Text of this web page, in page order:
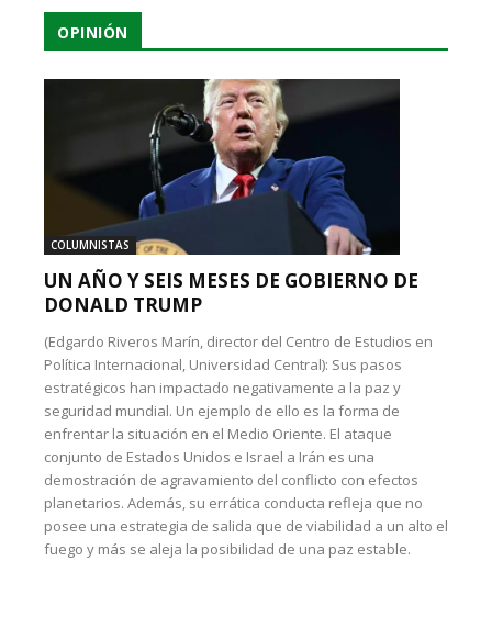
OPINIÓN
COLUMNISTAS
UN AÑO Y SEIS MESES DE GOBIERNO DE
DONALD TRUMP
(Edgardo Riveros Marín, director del Centro de Estudios en
Política Internacional, Universidad Central): Sus pasos
estratégicos han impactado negativamente a la paz y
seguridad mundial. Un ejemplo de ello es la forma de
enfrentar la situación en el Medio Oriente. El ataque
conjunto de Estados Unidos e Israel a Irán es una
demostración de agravamiento del conflicto con efectos
planetarios. Además, su errática conducta refleja que no
posee una estrategia de salida que de viabilidad a un alto el
fuego y más se aleja la posibilidad de una paz estable.